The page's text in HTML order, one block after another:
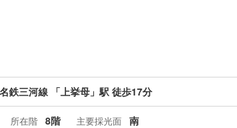
名鉄三河線 「上挙母」駅 徒歩17分
所在階 8階 主要採光面 南